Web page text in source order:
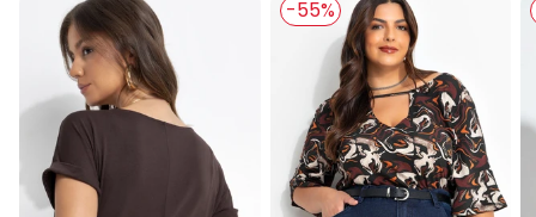
-55%